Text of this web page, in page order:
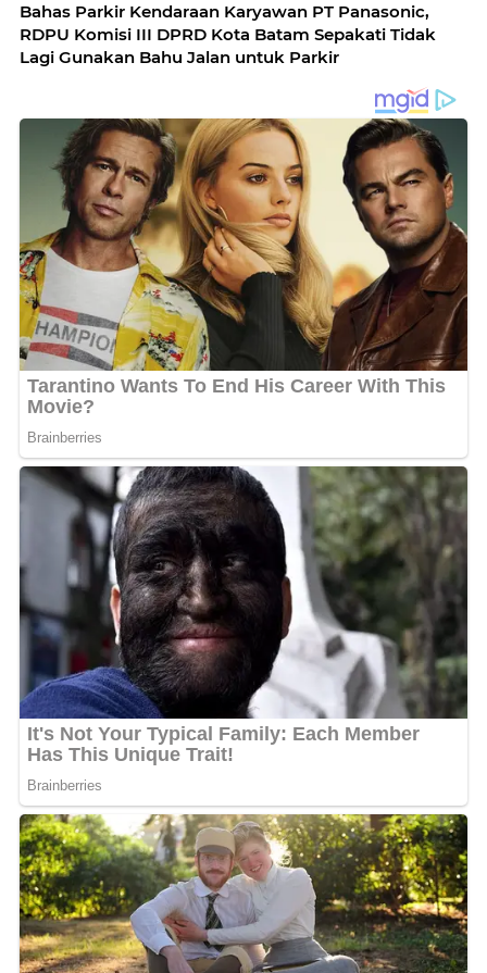
Bahas Parkir Kendaraan Karyawan PT Panasonic,
RDPU Komisi III DPRD Kota Batam Sepakati Tidak
Lagi Gunakan Bahu Jalan untuk Parkir